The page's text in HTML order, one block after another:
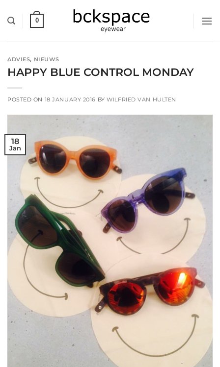
to
content
0
ADVIES, NIEUWS
HAPPY BLUE CONTROL MONDAY
POSTED ON 18 JANUARY 2016 BYWILFRIED VAN HULTEN
18
Jan